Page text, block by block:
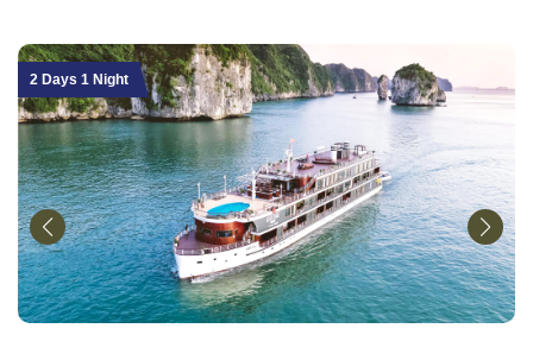
2 Days 1 Night